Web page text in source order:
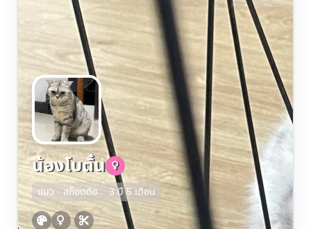
น้องโบตั๋น
แมว · สก็อตติช 3 ปี 5 เดือน